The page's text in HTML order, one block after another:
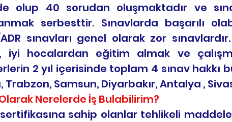
olup 40 sorudan oluşmaktadır ve
serbesttir. Sınavlarda başarılı
ADR sınavları genel olarak zor
iyi hocalardan eğitim almak ve
2 yıl içerisinde toplam 4 sınav hakkı
Trabzon, Samsun, Diyarbakır, Antalya ,
Nerelerde İş Bulabilirim?
sertifikasına sahip olanlar tehlikeli